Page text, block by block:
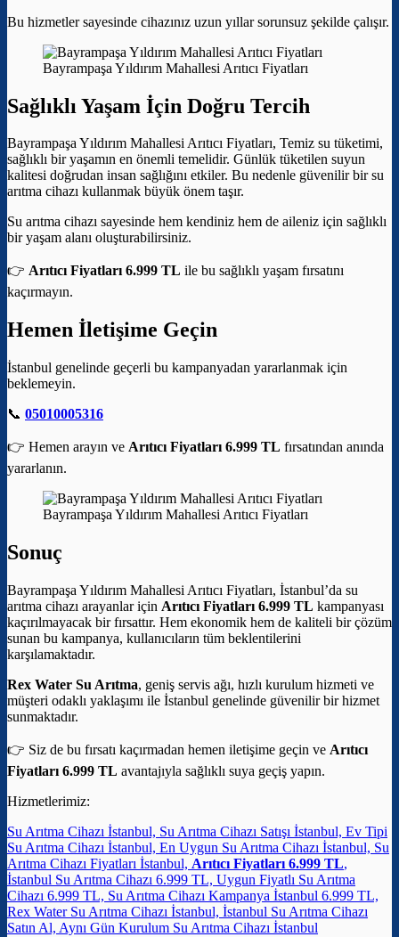
Bu hizmetler sayesinde cihazınız uzun yıllar sorunsuz şekilde çalışır.
Bayrampaşa Yıldırım Mahallesi Arıtıcı Fiyatları
Sağlıklı Yaşam İçin Doğru Tercih
Bayrampaşa Yıldırım Mahallesi Arıtıcı Fiyatları, Temiz su tüketimi,
sağlıklı bir yaşamın en önemli temelidir. Günlük tüketilen suyun
kalitesi doğrudan insan sağlığını etkiler. Bu nedenle güvenilir bir su
arıtma cihazı kullanmak büyük önem taşır.
Su arıtma cihazı sayesinde hem kendiniz hem de aileniz için sağlıklı
bir yaşam alanı oluşturabilirsiniz.
👉 Arıtıcı Fiyatları 6.999 TL ile bu sağlıklı yaşam fırsatını
kaçırmayın.
Hemen İletişime Geçin
İstanbul genelinde geçerli bu kampanyadan yararlanmak için
beklemeyin.
📞 05010005316
👉 Hemen arayın ve Arıtıcı Fiyatları 6.999 TL fırsatından anında
yararlanın.
Bayrampaşa Yıldırım Mahallesi Arıtıcı Fiyatları
Sonuç
Bayrampaşa Yıldırım Mahallesi Arıtıcı Fiyatları, İstanbul’da su
arıtma cihazı arayanlar için Arıtıcı Fiyatları 6.999 TL kampanyası
kaçırılmayacak bir fırsattır. Hem ekonomik hem de kaliteli bir çözüm
sunan bu kampanya, kullanıcıların tüm beklentilerini
karşılamaktadır.
Rex Water Su Arıtma, geniş servis ağı, hızlı kurulum hizmeti ve
müşteri odaklı yaklaşımı ile İstanbul genelinde güvenilir bir hizmet
sunmaktadır.
👉 Siz de bu fırsatı kaçırmadan hemen iletişime geçin ve Arıtıcı
Fiyatları 6.999 TL avantajıyla sağlıklı suya geçiş yapın.
Hizmetlerimiz:
Su Arıtma Cihazı İstanbul, Su Arıtma Cihazı Satışı İstanbul, Ev Tipi
Su Arıtma Cihazı İstanbul, En Uygun Su Arıtma Cihazı İstanbul, Su
Arıtma Cihazı Fiyatları İstanbul, Arıtıcı Fiyatları 6.999 TL,
İstanbul Su Arıtma Cihazı 6.999 TL, Uygun Fiyatlı Su Arıtma
Cihazı 6.999 TL, Su Arıtma Cihazı Kampanya İstanbul 6.999 TL,
Rex Water Su Arıtma Cihazı İstanbul, İstanbul Su Arıtma Cihazı
Satın Al, Aynı Gün Kurulum Su Arıtma Cihazı İstanbul